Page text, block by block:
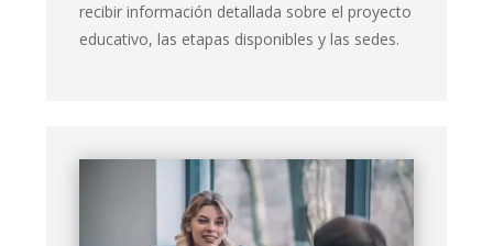
recibir información detallada sobre el proyecto
educativo, las etapas disponibles y las sedes.